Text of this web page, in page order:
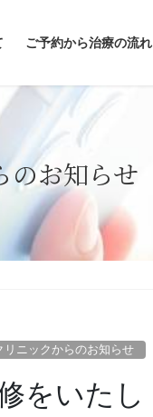
ご予約から治療の流れ
のお知らせ
リニックからのお知らせ
をいたし